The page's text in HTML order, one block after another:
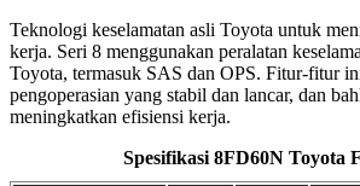
Teknologi keselamatan asli Toyota untuk
kerja. Seri 8 menggunakan peralatan
Toyota, termasuk SAS dan OPS. Fitur-fitur
pengoperasian yang stabil dan lancar, dan
meningkatkan efisiensi kerja.
Spesifikasi 8FD60N Toyota